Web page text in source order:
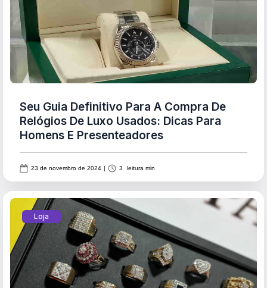
Seu Guia Definitivo Para A Compra De
Relógios De Luxo Usados: Dicas Para
Homens E Presenteadores
23 de novembro de 2024 | 3 leitura min
Loja